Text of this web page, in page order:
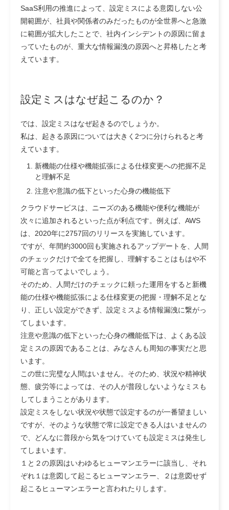
SaaS利用の推進によって、設定ミスによる意図しない公
開範囲が、社員や関係者のみだったものが全世界へと急激
に範囲が拡大したことで、社内インシデントの原因に留ま
っていたものが、重大な情報漏洩の原因へと昇格したと考
えています。
設定ミスはなぜ起こるのか？
では、設定ミスはなぜ起きるのでしょうか。
私は、起きる原因については大きく2つに分けられると考
えています。
新機能の仕様や機能拡張による仕様変更への把握不足
と理解不足
注意や意識の低下といった心身の機能低下
クラウドサービスは、ニーズのある機能や便利な機能が
次々に追加されるといった点が利点です。例えば、AWS
は、2020年に2757回のリリースを実施しています。
ですが、年間約3000回も実施されるアップデートを、人間
のチェックだけで全てを把握し、理解することはもはや不
可能と言ってよいでしょう。
そのため、人間だけのチェックに頼った運用をすると新機
能の仕様や機能拡張による仕様変更の把握・理解不足とな
り、正しい設定ができず、設定ミスよる情報漏洩に繋がっ
てしまいます。
注意や意識の低下といった心身の機能低下は、よくある設
定ミスの原因であることは、みなさんも周知の事実だと思
います。
この世に完璧な人間はいません。そのため、状況や精神状
態、疲労等によっては、その人が普段しないようなミスも
してしまうことがあります。
設定ミスをしない状況や状態で設定するのが一番望ましい
ですが、そのような状態で常に設定できる人はいませんの
で、どんなに普段から気をつけていても設定ミスは発生し
てしまいます。
１と２の原因はいわゆるヒューマンエラーに該当し、それ
ぞれ１は意図して起こるヒューマンエラー、２は意図せず
起こるヒューマンエラーと言われたりします。